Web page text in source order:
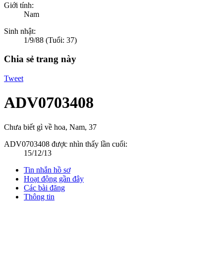
Giới tính:
Nam
Sinh nhật:
1/9/88 (Tuổi: 37)
Chia sẻ trang này
Tweet
ADV0703408
Chưa biết gì về hoa, Nam, 37
ADV0703408 được nhìn thấy lần cuối:
15/12/13
Tin nhắn hồ sơ
Hoạt động gần đây
Các bài đăng
Thông tin